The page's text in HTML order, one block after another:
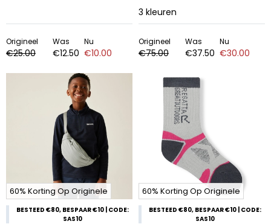
Origineel
€25.00
Was
€12.50
Nu
€10.00
3 kleuren
Origineel
€75.00
Was
€37.50
Nu
€30.00
60% Korting Op Originele
BESTEED €80, BESPAAR €10 | CODE:
SAS10
60% Korting Op Originele
BESTEED €80, BESPAAR €10 | CODE:
SAS10